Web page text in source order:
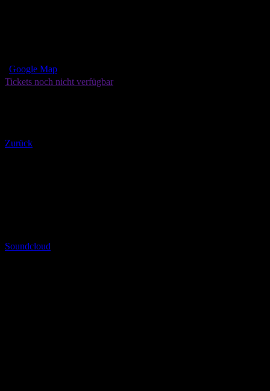
Google Map
Tickets noch nicht verfügbar
Zurück
Soundcloud